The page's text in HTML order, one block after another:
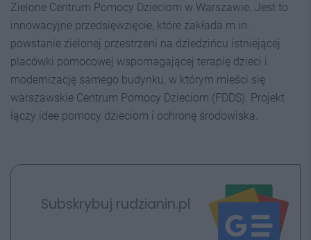
Zielone Centrum Pomocy Dzieciom w Warszawie. Jest to
innowacyjne przedsięwzięcie, które zakłada m.in.
powstanie zielonej przestrzeni na dziedzińcu istniejącej
placówki pomocowej wspomagającej terapię dzieci i
modernizację samego budynku, w którym mieści się
warszawskie Centrum Pomocy Dzieciom (FDDS). Projekt
łączy idee pomocy dzieciom i ochronę środowiska.
Subskrybuj rudzianin.pl